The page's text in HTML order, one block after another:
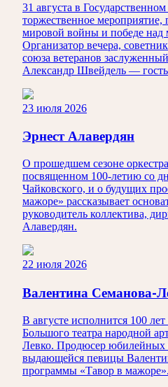
31 августа в
торжественное
мировой войны и победе над
Организатор вечера,
союза ветеранов
Александр Швейдель —
23 июля 2026
Эрнест Алавердян
О прошедшем сезоне
посвященном 100-летию со
Чайковского, и о будущих
мажоре» рассказывает
руководитель коллектива,
Алавердян.
22 июля 2026
Валентина Семанова-
В августе исполнится 100
Большого театра народной
Левко. Продюсер юбилейных
выдающейся певицы
программы «Тавор в мажоре».